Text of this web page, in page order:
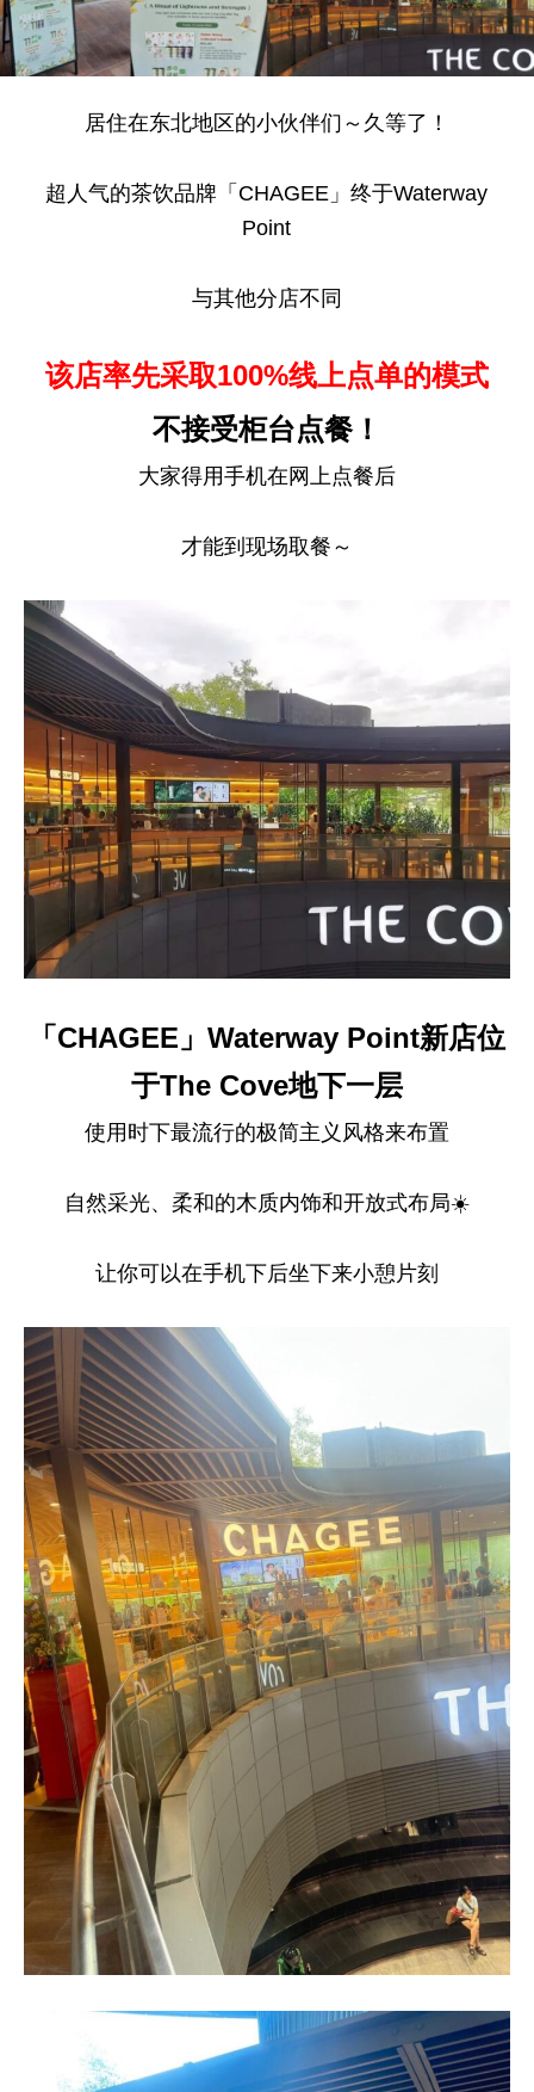
居住在东北地区的小伙伴们～久等了！
超人气的茶饮品牌「CHAGEE」终于Waterway
Point
与其他分店不同
该店率先采取100%线上点单的模式
不接受柜台点餐！
大家得用手机在网上点餐后
才能到现场取餐～
「CHAGEE」Waterway Point新店位
于The Cove地下一层
使用时下最流行的极简主义风格来布置
自然采光、柔和的木质内饰和开放式布局☀️
让你可以在手机下后坐下来小憩片刻